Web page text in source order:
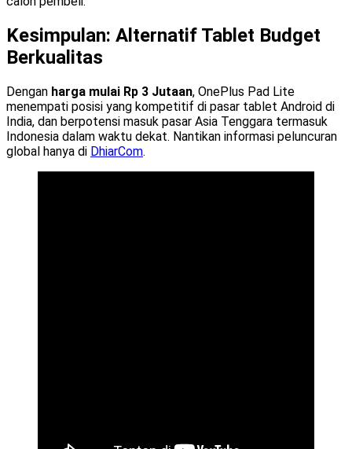
Kesimpulan: Alternatif Tablet Budget
Berkualitas
Dengan harga mulai Rp 3 Jutaan, OnePlus Pad Lite
menempati posisi yang kompetitif di pasar tablet Android di
India, dan berpotensi masuk pasar Asia Tenggara termasuk
Indonesia dalam waktu dekat. Nantikan informasi peluncuran
global hanya di DhiarCom.